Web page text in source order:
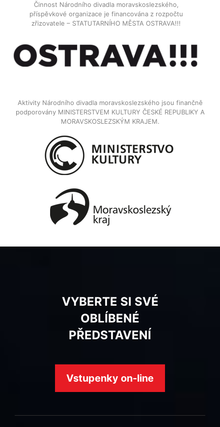
Činnost Národního divadla moravskoslezského,
příspěvkové organizace je financována z rozpočtu
zřizovatele – STATUTARNÍHO MĚSTA OSTRAVA!!!
Aktivity Národního divadla moravskoslezského jsou finančně
podporovány MINISTERSTVEM KULTURY ČESKÉ REPUBLIKY A
MORAVSKOSLEZSKÝM KRAJEM.
VYBERTE SI SVÉ
OBLÍBENÉ
PŘEDSTAVENÍ
Vstupenky on-line